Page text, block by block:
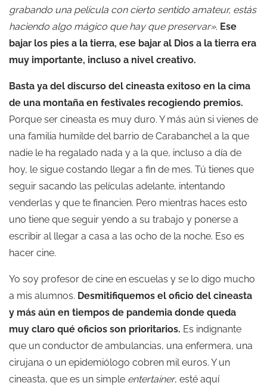
grabando una película con cierto sentido amateur, estás
haciendo algo mágico que hay que preservar». Ese
bajar los pies a la tierra, ese bajar al Dios a la tierra era
muy importante, incluso a nivel creativo.
Basta ya del discurso del cineasta exitoso en la cima
de una montaña en festivales recogiendo premios.
Porque ser cineasta es muy duro. Y más aún si vienes de
una familia humilde del barrio de Carabanchel a la que
nadie le ha regalado nada y a la que, incluso a día de
hoy, le sigue costando llegar a fin de mes. Tú tienes que
seguir sacando las películas adelante, intentando
venderlas y que te financien. Pero mientras haces esto
uno tiene que seguir yendo a su trabajo y ponerse a
escribir al llegar a casa a las ocho de la noche. Eso es
hacer cine.
Yo soy profesor de cine en escuelas y se lo digo mucho
a mis alumnos. Desmitifiquemos el oficio del cineasta
y más aún en tiempos de pandemia donde queda
muy claro qué oficios son prioritarios. Es indignante
que un conductor de ambulancias, una enfermera, una
cirujana o un epidemiólogo cobren mil euros. Y un
cineasta, que es un simple entertainer, esté aquí